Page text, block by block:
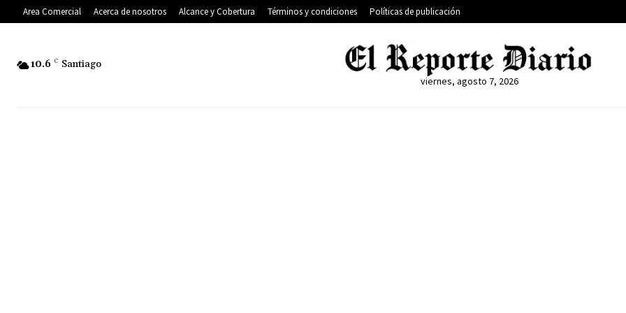
Area Comercial Acerca de nosotros Alcance y Cobertura Términos y condiciones Políticas de publicación
10.6 C Santiago
viernes, agosto 7, 2026